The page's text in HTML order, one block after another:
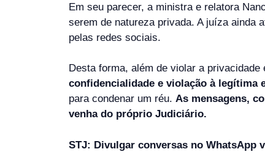
Em seu parecer, a ministra e relatora
serem de natureza privada. A juíza ainda
pelas redes sociais.
Desta forma, além de violar a privacidade
confidencialidade e violação à legítima
para condenar um réu. As mensagens,
venha do próprio Judiciário.
STJ: Divulgar conversas no WhatsApp